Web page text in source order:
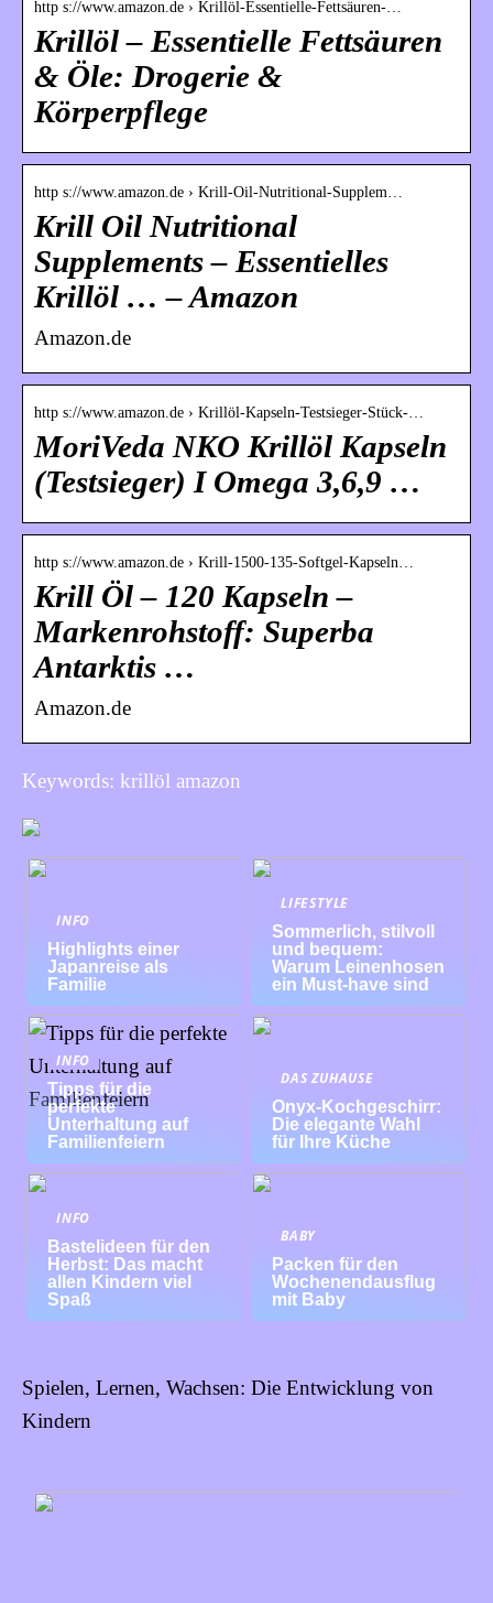
http s://www.amazon.de › Krillöl-Essentielle-Fettsäuren-…
Krillöl – Essentielle Fettsäuren
& Öle: Drogerie &
Körperpflege
http s://www.amazon.de › Krill-Oil-Nutritional-Supplem…
Krill Oil Nutritional
Supplements – Essentielles
Krillöl … – Amazon
Amazon.de
http s://www.amazon.de › Krillöl-Kapseln-Testsieger-Stück-…
MoriVeda NKO Krillöl Kapseln
(Testsieger) I Omega 3,6,9 …
http s://www.amazon.de › Krill-1500-135-Softgel-Kapseln…
Krill Öl – 120 Kapseln –
Markenrohstoff: Superba
Antarktis …
Amazon.de
Keywords: krillöl amazon
INFO
Highlights einer
Japanreise als
Familie
LIFESTYLE
Sommerlich, stilvoll
und bequem:
Warum Leinenhosen
ein Must-have sind
INFO
Tipps für die
perfekte
Unterhaltung auf
Familienfeiern
DAS ZUHAUSE
Onyx-Kochgeschirr:
Die elegante Wahl
für Ihre Küche
INFO
Bastelideen für den
Herbst: Das macht
allen Kindern viel
Spaß
BABY
Packen für den
Wochenendausflug
mit Baby
Spielen, Lernen, Wachsen: Die Entwicklung von
Kindern